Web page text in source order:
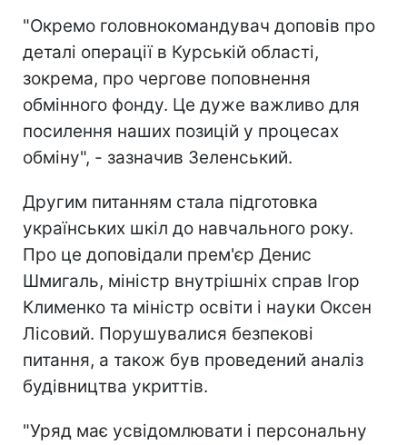
"Окремо головнокомандувач доповів про
деталі операції в Курській області,
зокрема, про чергове поповнення
обмінного фонду. Це дуже важливо для
посилення наших позицій у процесах
обміну", - зазначив Зеленський.
Другим питанням стала підготовка
українських шкіл до навчального року.
Про це доповідали прем'єр Денис
Шмигаль, міністр внутрішніх справ Ігор
Клименко та міністр освіти і науки Оксен
Лісовий. Порушувалися безпекові
питання, а також був проведений аналіз
будівництва укриттів.
"Уряд має усвідомлювати і персональну